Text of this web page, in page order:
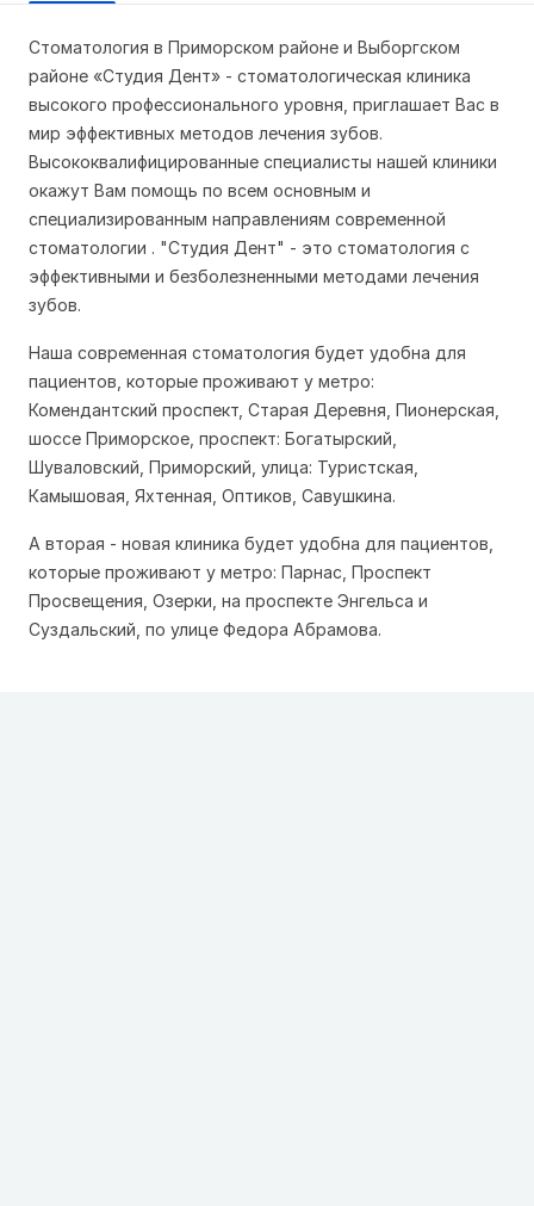
Стоматология в Приморском районе и Выборгском
районе «Студия Дент» - стоматологическая клиника
высокого профессионального уровня, приглашает Вас в
мир эффективных методов лечения зубов.
Высококвалифицированные специалисты нашей клиники
окажут Вам помощь по всем основным и
специализированным направлениям современной
стоматологии . "Студия Дент" - это стоматология с
эффективными и безболезненными методами лечения
зубов.
Наша современная стоматология будет удобна для
пациентов, которые проживают у метро:
Комендантский проспект, Старая Деревня, Пионерская,
шоссе Приморское, проспект: Богатырский,
Шуваловский, Приморский, улица: Туристская,
Камышовая, Яхтенная, Оптиков, Савушкина.
А вторая - новая клиника будет удобна для пациентов,
которые проживают у метро: Парнас, Проспект
Просвещения, Озерки, на проспекте Энгельса и
Суздальский, по улице Федора Абрамова.